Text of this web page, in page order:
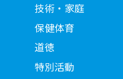
技術・家庭
保健体育
道徳
特別活動